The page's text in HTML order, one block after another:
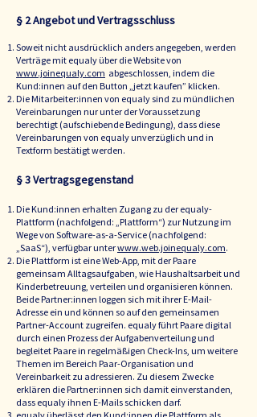
§ 2 Angebot und Vertragsschluss
Soweit nicht ausdrücklich anders angegeben, werden
Verträge mit equaly über die Website von
www.joinequaly.com abgeschlossen, indem die
Kund:innen auf den Button „jetzt kaufen” klicken.
Die Mitarbeiter:innen von equaly sind zu mündlichen
Vereinbarungen nur unter der Voraussetzung
berechtigt (aufschiebende Bedingung), dass diese
Vereinbarungen von equaly unverzüglich und in
Textform bestätigt werden.
§ 3 Vertragsgegenstand
Die Kund:innen erhalten Zugang zu der equaly-
Plattform (nachfolgend: „Plattform“) zur Nutzung im
Wege von Software-as-a-Service (nachfolgend:
„SaaS“), verfügbar unterwww.web.joinequaly.com.
Die Plattform ist eine Web-App, mit der Paare
gemeinsam Alltagsaufgaben, wie Haushaltsarbeit und
Kinderbetreuung, verteilen und organisieren können.
Beide Partner:innen loggen sich mit ihrer E-Mail-
Adresse ein und können so auf den gemeinsamen
Partner-Account zugreifen. equaly führt Paare digital
durch einen Prozess der Aufgabenverteilung und
begleitet Paare in regelmäßigen Check-Ins, um weitere
Themen im Bereich Paar-Organisation und
Vereinbarkeit zu adressieren. Zu diesem Zwecke
erklären die Partner:innen sich damit einverstanden,
dass equaly ihnen E-Mails schicken darf.